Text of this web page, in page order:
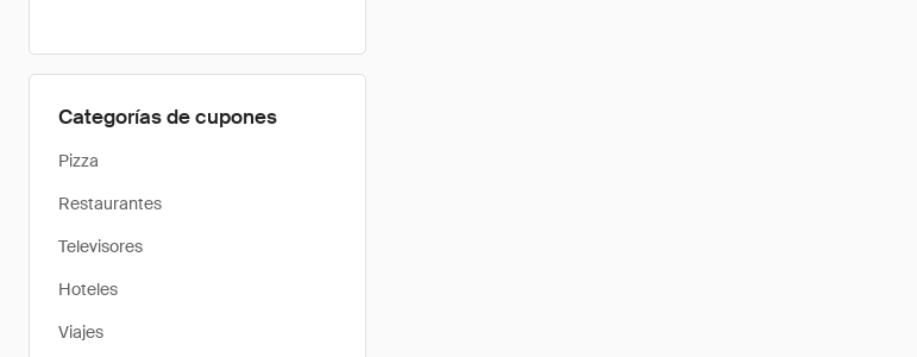
Categorías de cupones
Pizza
Restaurantes
Televisores
Hoteles
Viajes